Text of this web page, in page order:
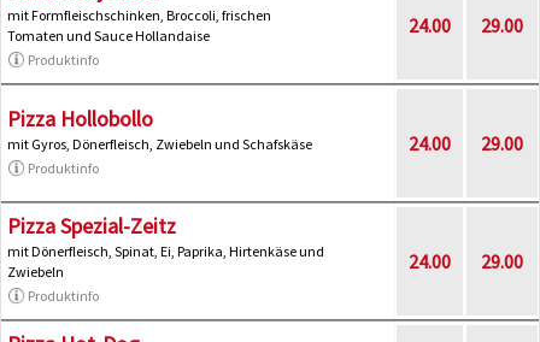
mit Formfleischschinken, Broccoli, frischen
Tomaten und Sauce Hollandaise
Produktinfo
24.00 29.00
Pizza Hollobollo
mit Gyros, Dönerfleisch, Zwiebeln und Schafskäse
Produktinfo
24.00 29.00
Pizza Spezial-Zeitz
mit Dönerfleisch, Spinat, Ei, Paprika, Hirtenkäse und
Zwiebeln
Produktinfo
24.00 29.00